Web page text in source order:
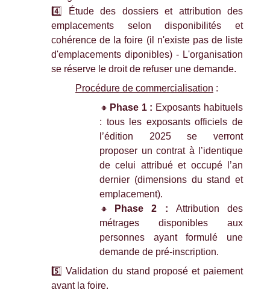
4️⃣ Étude des dossiers et attribution des
emplacements selon disponibilités et
cohérence de la foire (il n'existe pas de liste
d'emplacements diponibles) - L'organisation
se réserve le droit de refuser une demande.
Procédure de commercialisation :
🔸 Phase 1 : Exposants habituels
: tous les exposants officiels de
l’édition 2025 se verront
proposer un contrat à l’identique
de celui attribué et occupé l’an
dernier (dimensions du stand et
emplacement).
🔸
Phase 2 : Attribution des
métrages disponibles aux
personnes ayant formulé une
demande de pré-inscription.
5️⃣ Validation du stand proposé et paiement
avant la foire.